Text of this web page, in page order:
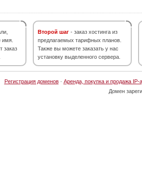
имя.
заказ
Второй шаг - заказ хостинга из
предлагаемых тарифных планов.
Также вы можете заказать у нас
установку выделенного сервера.
Регистрация доменов· Аренда, покупка и продажа IP-
Домен